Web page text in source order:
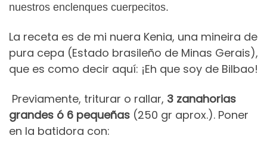
nuestros enclenques cuerpecitos.
La receta es de mi nuera Kenia, una mineira de
pura cepa (Estado brasileño de Minas Gerais),
que es como decir aquí: ¡Eh que soy de Bilbao!
Previamente, triturar o rallar, 3 zanahorias
grandes ó 6 pequeñas (250 gr aprox.). Poner
en la batidora con: